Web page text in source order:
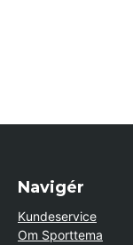
Navigér
Kundeservice
Om Sporttema